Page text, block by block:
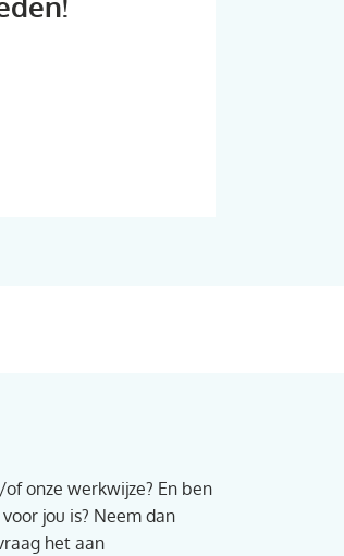
onze werkwijze? En ben
jou is? Neem dan
het aan